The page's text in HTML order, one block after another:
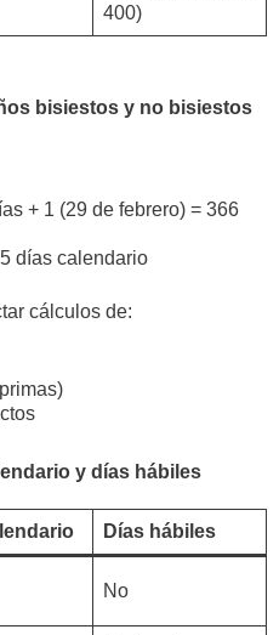
400)
bisiestos y no bisiestos
+ 1 (29 de febrero) = 366
días calendario
cálculos de:
y días hábiles
Días hábiles
No